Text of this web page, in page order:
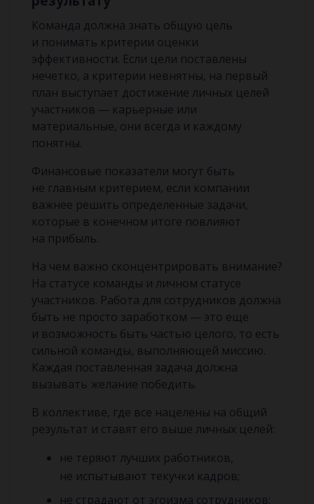
Команда должна знать общую цель
и понимать критерии оценки
эффективности. Если цели поставлены
нечетко, а критерии невнятны, на первый
план выступает достижение личных целей
участников — карьерные или
материальные, они всегда и каждому
понятны.
Финансовые показатели могут быть
не главным критерием, если компании
важнее решить определенные задачи,
которые в конечном итоге повлияют
на прибыль.
На чем важно сконцентрировать внимание?
На статусе команды и личном статусе
участников. Работа для сотрудников должна
быть не просто заработком — это еще
и возможность быть частью целого, то есть
сильной команды, выполняющей миссию.
Каждая поставленная задача должна
вызывать желание победить.
В коллективе, где все нацелены на общий
результат и ставят его выше личных целей:
не теряют лучших работников,
не испытывают текучки кадров;
не страдают от эгоизма сотрудников;